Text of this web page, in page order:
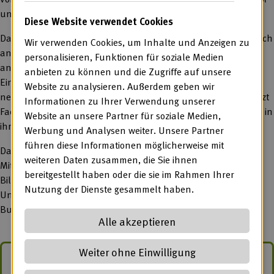
unterstützt nun bei der Umsetzung in der Praxis.
Das Angebot der Fähigkeitsorientierten Qualifizierung richtet sich
an Menschen mit Behinderungen in Werkstätten und bei
anderen Leistungsanbietern, die sich an der Grenze zum
Eingangsverfahren und Berufsbildungsbereich befinden. Die
neue Umsetzungshilfe für Mitglieder der BAG WfbM unterstützt
Fachkräfte dabei, die Fähigkeitsorientierte Qualifizierungsstufe in
ihrer beruflichen Praxis umzusetzen.
Das Dokument wurde aus der Praxis für die Praxis von
Mitgliedern der Arbeitsgruppe „Entwicklung der beruflichen
Bildung“ und der Arbeitsgruppe „Menschen mit hohem
Unterstützungsbedarf“ der BAG WfbM entwickelt und mit der
Bundesagentur für Arbeit abgestimmt.
Zur Umsetzungshilfe Fähigkeitsorientierte Qualifizierung
Diese Website verwendet Cookies
Wir verwenden Cookies, um Inhalte und Anzeigen zu
personalisieren, Funktionen für soziale Medien
anbieten zu können und die Zugriffe auf unsere
Website zu analysieren. Außerdem geben wir
Informationen zu Ihrer Verwendung unserer
Website an unsere Partner für soziale Medien,
Werbung und Analysen weiter. Unsere Partner
führen diese Informationen möglicherweise mit
weiteren Daten zusammen, die Sie ihnen
bereitgestellt haben oder die sie im Rahmen Ihrer
Nutzung der Dienste gesammelt haben.
Alle akzeptieren
Weiter ohne Einwilligung